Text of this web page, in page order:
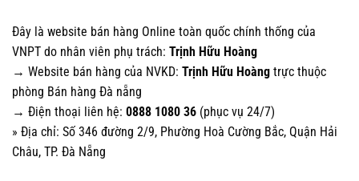
Đây là website bán hàng Online toàn quốc chính thống của
VNPT do nhân viên phụ trách: Trịnh Hữu Hoàng
→ Website bán hàng của NVKD: Trịnh Hữu Hoàng trực thuộc
phòng Bán hàng Đà nẵng
→ Điện thoại liên hệ: 0888 1080 36 (phục vụ 24/7)
» Địa chỉ: Số 346 đường 2/9, Phường Hoà Cường Bắc, Quận Hải
Châu, TP. Đà Nẵng